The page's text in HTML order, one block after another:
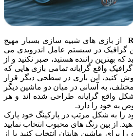
از بازی های شبیه سازی بسیار مهیج
گرافیک در سیستم عامل اندرویدی می
بهترین راننده هستید، صبر نکنید و از
گرافیک واقع گرایانه تمامی بازی هایی که
کنید، این بازی در سطحی دیگر قرار
به آسانی در میان دو ماشین دیگر
واقع گرایانه طراحی شده اند و هر
به خود را دارد.
را به شکل مرتب در پارکینگ خود پارک
از بین رنگ های محبوب انتخاب نمایید
برای ماشین هایتان انتخاب کنید یا از